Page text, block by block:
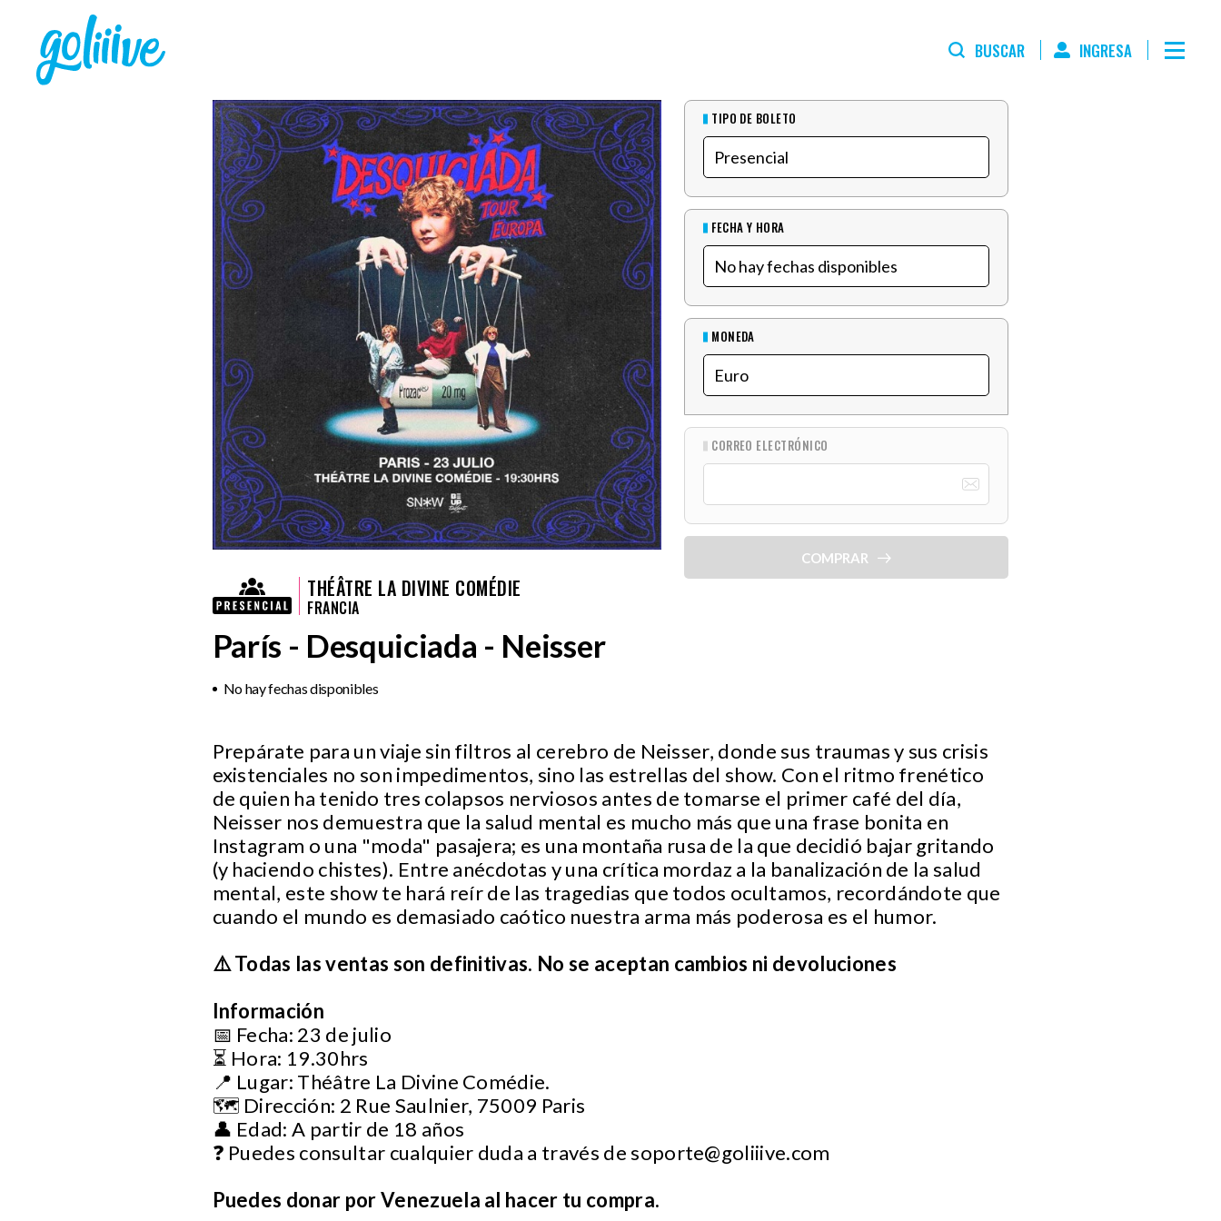
BUSCAR INGRESA
THÉÂTRE LA DIVINE COMÉDIE
FRANCIA
París - Desquiciada - Neisser
No hay fechas disponibles
TIPO DE BOLETO
FECHA Y HORA
MONEDA
CORREO ELECTRÓNICO
COMPRAR
Prepárate para un viaje sin filtros al cerebro de Neisser, donde sus traumas y sus crisis
existenciales no son impedimentos, sino las estrellas del show. Con el ritmo frenético
de quien ha tenido tres colapsos nerviosos antes de tomarse el primer café del día,
Neisser nos demuestra que la salud mental es mucho más que una frase bonita en
Instagram o una "moda" pasajera; es una montaña rusa de la que decidió bajar gritando
(y haciendo chistes). Entre anécdotas y una crítica mordaz a la banalización de la salud
mental, este show te hará reír de las tragedias que todos ocultamos, recordándote que
cuando el mundo es demasiado caótico nuestra arma más poderosa es el humor.
⚠️ Todas las ventas son definitivas. No se aceptan cambios ni devoluciones
Información
📅 Fecha: 23 de julio
⏳ Hora: 19.30hrs
📍 Lugar: Théâtre La Divine Comédie.
🗺️ Dirección: 2 Rue Saulnier, 75009 Paris
👤 Edad: A partir de 18 años
❓ Puedes consultar cualquier duda a través desoporte@goliiive.com
Puedes donar por Venezuela al hacer tu compra.